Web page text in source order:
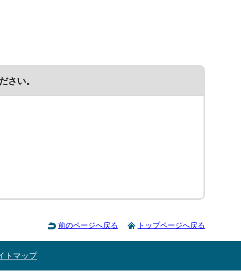
さい。
前のページへ戻る トップページへ戻る
トマップ